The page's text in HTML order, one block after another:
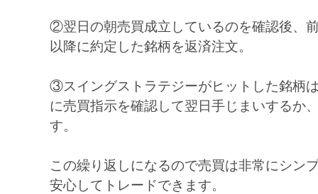
②翌日の朝売買成立しているのを確認後、
以降に約定した銘柄を返済注文。
③スイングストラテジーがヒットした銘柄
に売買指示を確認して翌日手じまいするか
す。
この繰り返しになるので売買は非常にシン
安心してトレードできます。